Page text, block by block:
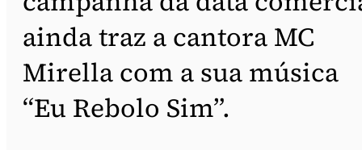
ainda traz a cantora MC
Mirella com a sua música
“Eu Rebolo Sim”.